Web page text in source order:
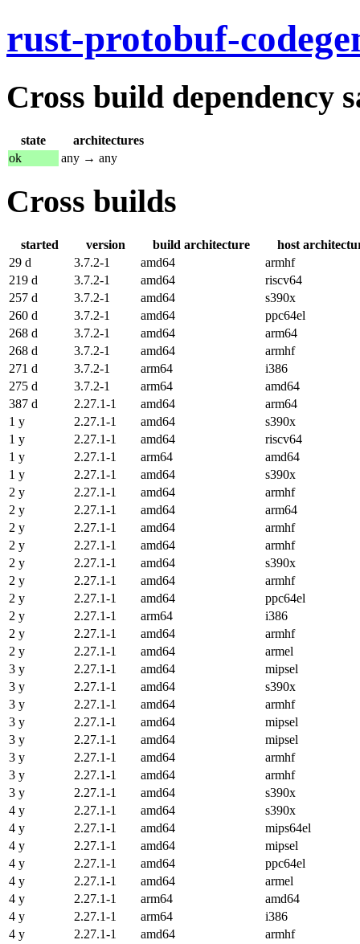
rust-protobuf-
Cross build dependency
state
architectures
ok
any → any
Cross builds
started version build architecture
host
29 d
3.7.2-1 amd64
armhf
219 d
3.7.2-1 amd64
riscv64
257 d
3.7.2-1 amd64
s390x
260 d
3.7.2-1 amd64
ppc64el
268 d
3.7.2-1 amd64
arm64
268 d
3.7.2-1 amd64
armhf
271 d
3.7.2-1 arm64
i386
275 d
3.7.2-1 arm64
amd64
387 d
2.27.1-1 amd64
arm64
1 y
2.27.1-1 amd64
s390x
1 y
2.27.1-1 amd64
riscv64
1 y
2.27.1-1 arm64
amd64
1 y
2.27.1-1 amd64
s390x
2 y
2.27.1-1 amd64
armhf
2 y
2.27.1-1 amd64
arm64
2 y
2.27.1-1 amd64
armhf
2 y
2.27.1-1 amd64
armhf
2 y
2.27.1-1 amd64
s390x
2 y
2.27.1-1 amd64
armhf
2 y
2.27.1-1 amd64
ppc64el
2 y
2.27.1-1 arm64
i386
2 y
2.27.1-1 amd64
armhf
2 y
2.27.1-1 amd64
armel
3 y
2.27.1-1 amd64
mipsel
3 y
2.27.1-1 amd64
s390x
3 y
2.27.1-1 amd64
armhf
3 y
2.27.1-1 amd64
mipsel
3 y
2.27.1-1 amd64
mipsel
3 y
2.27.1-1 amd64
armhf
3 y
2.27.1-1 amd64
armhf
3 y
2.27.1-1 amd64
s390x
4 y
2.27.1-1 amd64
s390x
4 y
2.27.1-1 amd64
mips64el
4 y
2.27.1-1 amd64
mipsel
4 y
2.27.1-1 amd64
ppc64el
4 y
2.27.1-1 amd64
armel
4 y
2.27.1-1 arm64
amd64
4 y
2.27.1-1 arm64
i386
4 y
2.27.1-1 amd64
armhf